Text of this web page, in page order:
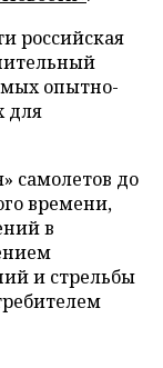
российская
опытно-
для
самолетов до
времени,
в
и стрельбы